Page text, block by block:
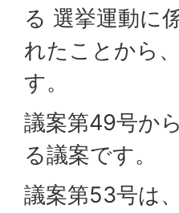
る 選挙運動に
れたことから
す。
議案第49号か
る議案です。
議案第53号は